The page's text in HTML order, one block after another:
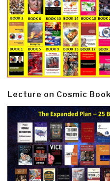
Lecture on Cosmic